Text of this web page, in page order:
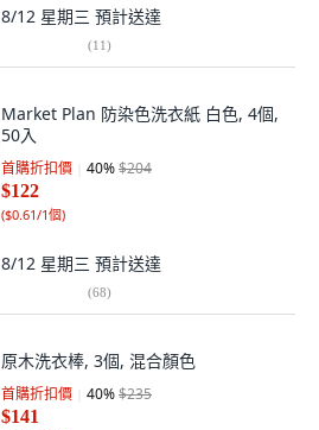
8/12 星期三 預計送達
(11)
Market Plan 防染色洗衣紙 白色, 4個,
50入
首購折扣價 40%$204
$122
($0.61/1個)
8/12 星期三 預計送達
(68)
原木洗衣棒, 3個, 混合顏色
首購折扣價 40%$235
$141